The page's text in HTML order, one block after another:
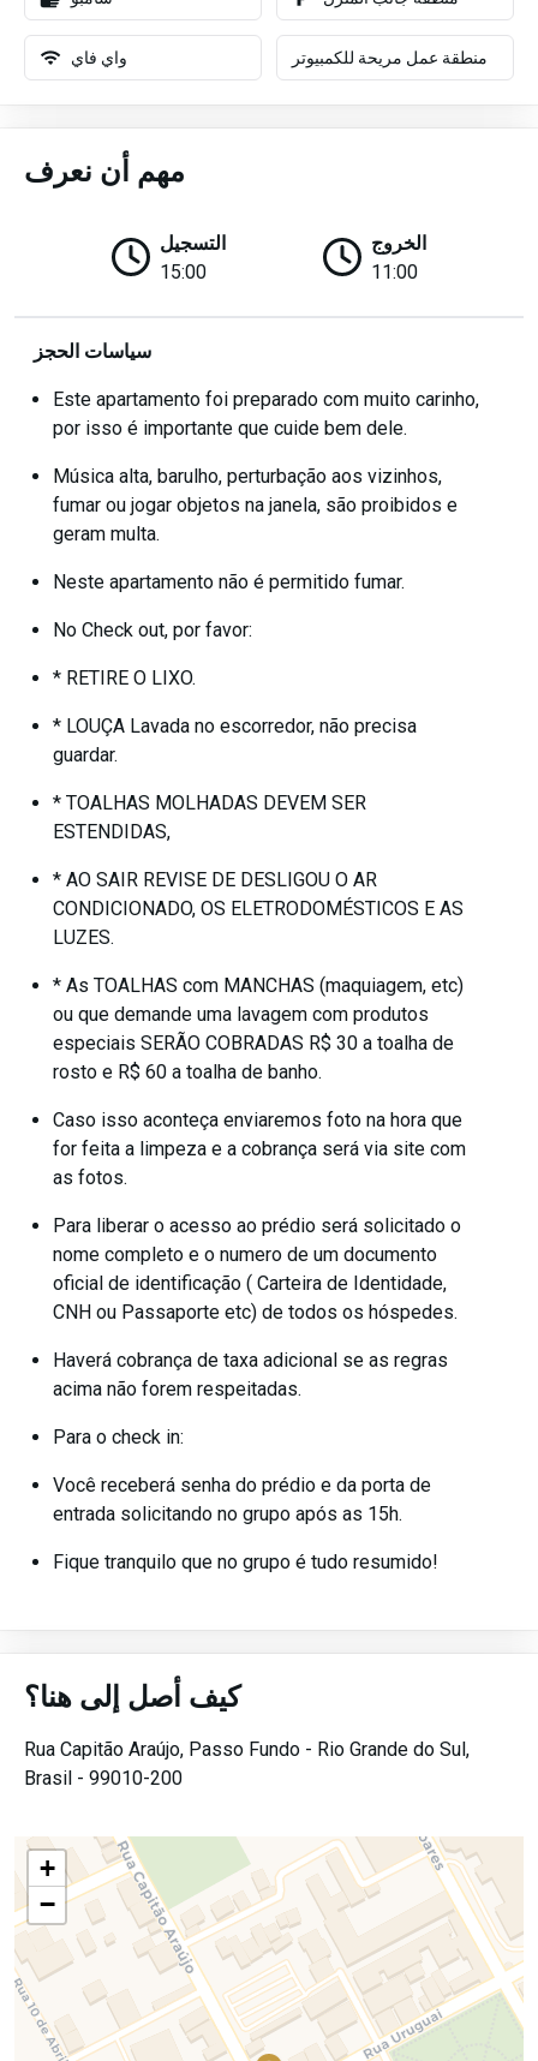
واي فاي منطقة عمل مريحة للكمبيوتر
مهم أن نعرف
التسجيل
15:00
الخروج
11:00
سياسات الحجز
Este apartamento foi preparado com muito carinho,
por isso é importante que cuide bem dele.
Música alta, barulho, perturbação aos vizinhos,
fumar ou jogar objetos na janela, são proibidos e
geram multa.
Neste apartamento não é permitido fumar.
No Check out, por favor:
* RETIRE O LIXO.
* LOUÇA Lavada no escorredor, não precisa
guardar.
* TOALHAS MOLHADAS DEVEM SER
ESTENDIDAS,
* AO SAIR REVISE DE DESLIGOU O AR
CONDICIONADO, OS ELETRODOMÉSTICOS E AS
LUZES.
* As TOALHAS com MANCHAS (maquiagem, etc)
ou que demande uma lavagem com produtos
especiais SERÃO COBRADAS R$ 30 a toalha de
rosto e R$ 60 a toalha de banho.
Caso isso aconteça enviaremos foto na hora que
for feita a limpeza e a cobrança será via site com
as fotos.
Para liberar o acesso ao prédio será solicitado o
nome completo e o numero de um documento
oficial de identificação ( Carteira de Identidade,
CNH ou Passaporte etc) de todos os hóspedes.
Haverá cobrança de taxa adicional se as regras
acima não forem respeitadas.
Para o check in:
Você receberá senha do prédio e da porta de
entrada solicitando no grupo após as 15h.
Fique tranquilo que no grupo é tudo resumido!
كيف أصل إلى هنا؟
Rua Capitão Araújo, Passo Fundo - Rio Grande do Sul,
Brasil - 99010-200
+
−